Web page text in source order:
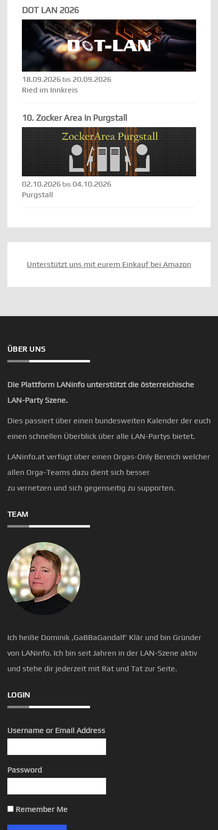
DOT LAN 2026
18.09.2026 bis 20.09.2026
Ried im Innkreis
10. Zocker Area in Purgstall
02.10.2026 bis 04.10.2026
Purgstall
Unterstützt uns mit eurem Einkauf bei Amazon
ÜBER UNS
Die Plattform LANinfo unterstützt die österreichische
LAN-Party Szene.
Dies passiert über einen bundesweiten Kalender der euch
einen schnellen Überblick über alle LAN-Partys bietet.
LANinfo.at verfügt über einen Orgas-Only Bereich welcher
allen Orga-Teams dazu dient sich besser
zu vernetzen und sich gegenseitig zu supporten.
TEAM
Ich heiße Dominik ‚GaBBaGandalf‘ Klär und bin Gründer
von LANinfo. Ich bin seit Jahren in der LAN-Szene aktiv
und stehe dir jederzeit mit Rat und Tat zur Seite.
LOGIN
Username or Email Address
Password
Remember Me